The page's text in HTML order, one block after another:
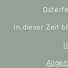
In dieser Zeit